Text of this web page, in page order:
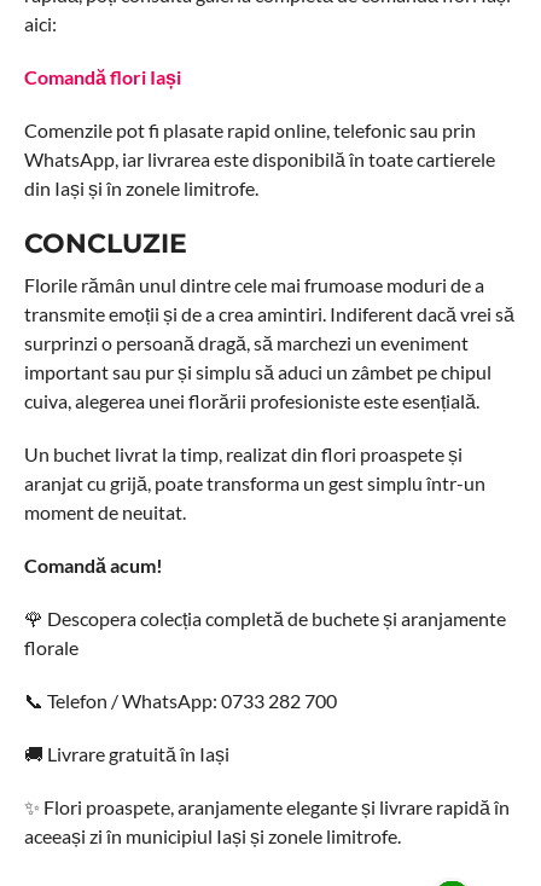
aici:
Comandă flori Iași
Comenzile pot fi plasate rapid online, telefonic sau prin
WhatsApp, iar livrarea este disponibilă în toate cartierele
din Iași și în zonele limitrofe.
CONCLUZIE
Florile rămân unul dintre cele mai frumoase moduri de a
transmite emoții și de a crea amintiri. Indiferent dacă vrei să
surprinzi o persoană dragă, să marchezi un eveniment
important sau pur și simplu să aduci un zâmbet pe chipul
cuiva, alegerea unei florării profesioniste este esențială.
Un buchet livrat la timp, realizat din flori proaspete și
aranjat cu grijă, poate transforma un gest simplu într-un
moment de neuitat.
Comandă acum!
🌹 Descopera colecția completă de buchete și aranjamente
florale
📞 Telefon / WhatsApp: 0733 282 700
🚚 Livrare gratuită în Iași
✨ Flori proaspete, aranjamente elegante și livrare rapidă în
aceeași zi în municipiul Iași și zonele limitrofe.